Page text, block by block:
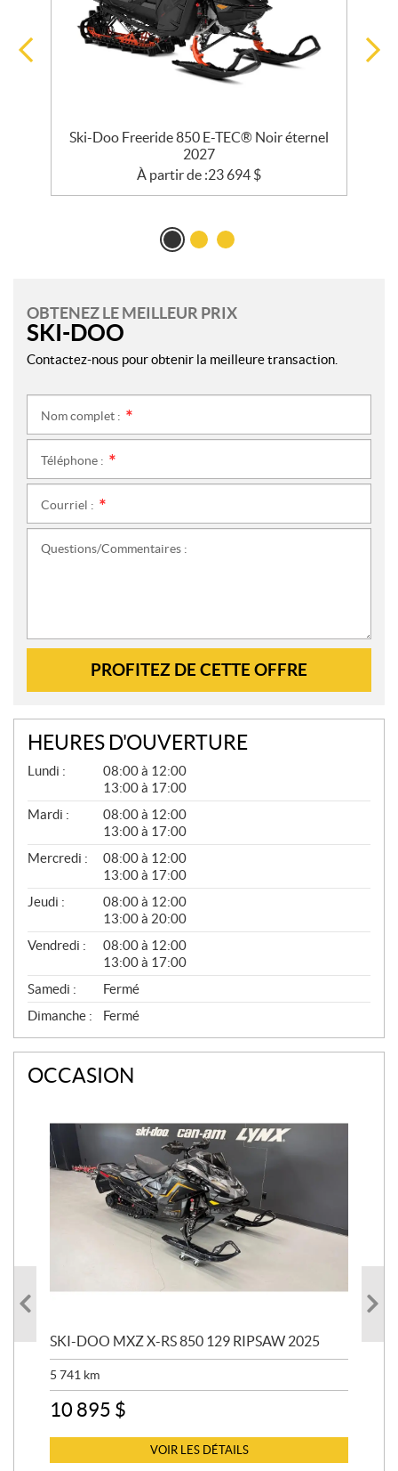
Ski-Doo Freeride 850 E-TEC® Noir éternel
2027
À partir de :23 694 $
OBTENEZ LE MEILLEUR PRIX
SKI-DOO
Contactez-nous pour obtenir la meilleure transaction.
Nom complet :
Téléphone :
Courriel :
Questions/Commentaires :
PROFITEZ DE CETTE OFFRE
HEURES D'OUVERTURE
G
N
É
L
Lundi :
08:00 à 12:00
13:00 à 17:00
Mardi :
08:00 à 12:00
13:00 à 17:00
Mercredi :
08:00 à 12:00
13:00 à 17:00
Jeudi :
08:00 à 12:00
13:00 à 20:00
Vendredi :
08:00 à 12:00
13:00 à 17:00
Samedi :
Fermé
Dimanche :
Fermé
OCCASION
SKI-DOO MXZ X-RS 850 129 RIPSAW 2025
5 741 km
10 895 $
VOIR LES DÉTAILS